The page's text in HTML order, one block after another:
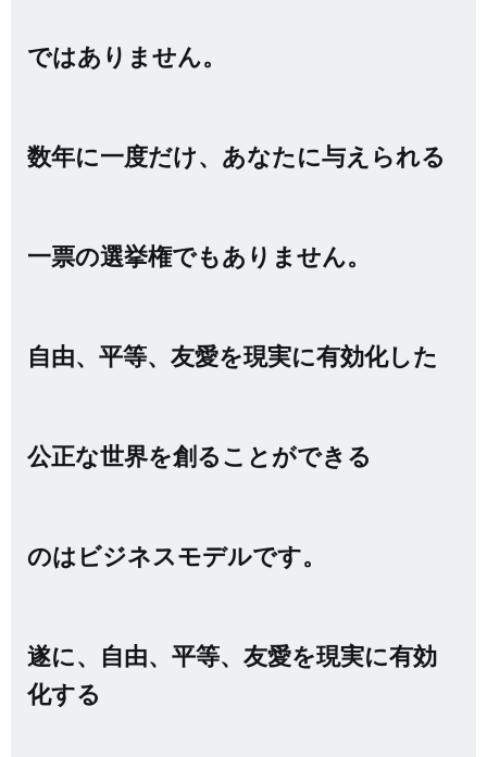
ではありません。
数年に一度だけ、あなたに与えられる
一票の選挙権でもありません。
自由、平等、友愛を現実に有効化した
公正な世界を創ることができる
のはビジネスモデルです。
遂に、自由、平等、友愛を現実に有効
化する